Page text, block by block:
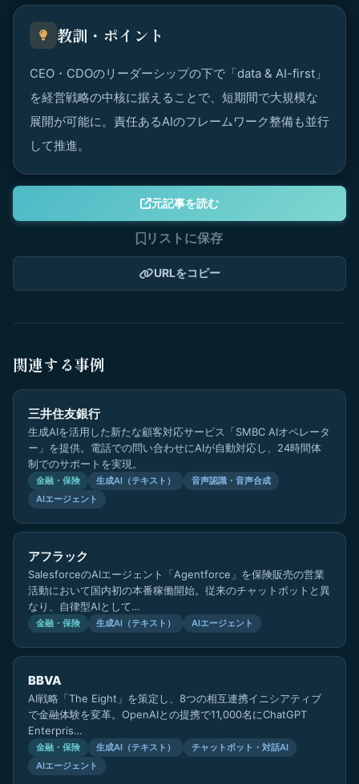
教訓・ポイント
CEO・CDOのリーダーシップの下で「data & AI-first」
を経営戦略の中核に据えることで、短期間で大規模な
展開が可能に。責任あるAIのフレームワーク整備も並行
して推進。
元記事を読む
リストに保存
URLをコピー
関連する事例
三井住友銀行
生成AIを活用した新たな顧客対応サービス「SMBC AIオペレータ
ー」を提供。電話での問い合わせにAIが自動対応し、24時間体
制でのサポートを実現。
金融・保険 生成AI（テキスト）
音声認識・音声合成
AIエージェント
アフラック
SalesforceのAIエージェント「Agentforce」を保険販売の営業
活動において国内初の本番稼働開始。従来のチャットボットと異
なり、自律型AIとして…
金融・保険 生成AI（テキスト） AIエージェント
BBVA
AI戦略「The Eight」を策定し、8つの相互連携イニシアティブ
で金融体験を変革。OpenAIとの提携で11,000名にChatGPT
Enterpris…
金融・保険 生成AI（テキスト）
チャットボット・対話AI
AIエージェント